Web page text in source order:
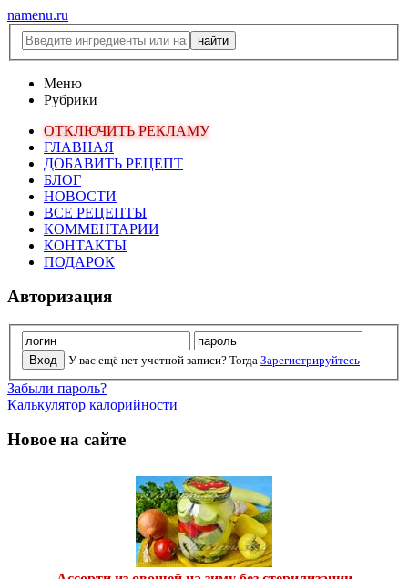
namenu.ru
Меню
Рубрики
ОТКЛЮЧИТЬ РЕКЛАМУ
ГЛАВНАЯ
ДОБАВИТЬ РЕЦЕПТ
БЛОГ
НОВОСТИ
ВСЕ РЕЦЕПТЫ
КОММЕНТАРИИ
КОНТАКТЫ
ПОДАРОК
Авторизация
У вас ещё нет учетной записи? Тогда Зарегистрируйтесь
Забыли пароль?
Калькулятор калорийности
Новое на сайте